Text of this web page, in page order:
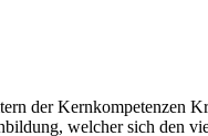
der Kernkompetenzen
welcher sich